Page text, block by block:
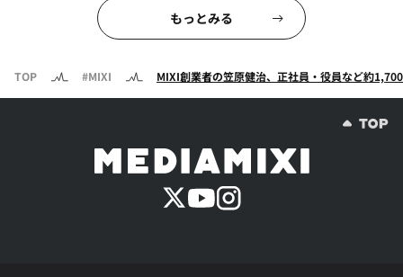
もっとみる
TOP #MIXI MIXI創業者の笠原健治、正社員・役員など約